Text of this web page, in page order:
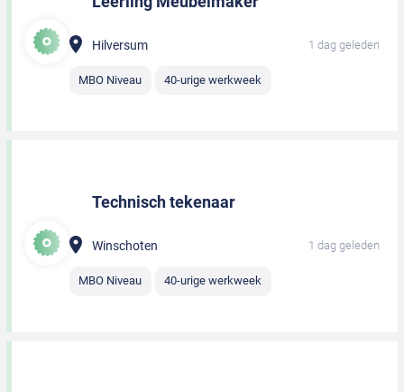
Hilversum 1 dag geleden
MBO Niveau 40-urige werkweek
Technisch tekenaar
Winschoten 1 dag geleden
MBO Niveau 40-urige werkweek